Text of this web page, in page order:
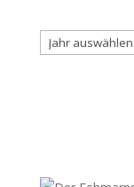
Archiv